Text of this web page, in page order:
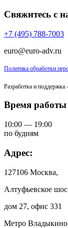
Свяжитесь с
+7 (495) 788-7003
euro@euro-adv.ru
Политика обработки
Разработка и
Время работы
10:00 — 19:00
по будням
Адрес:
127106 Москва,
Алтуфьевское
дом 27, офис 331
Метро Владыкино